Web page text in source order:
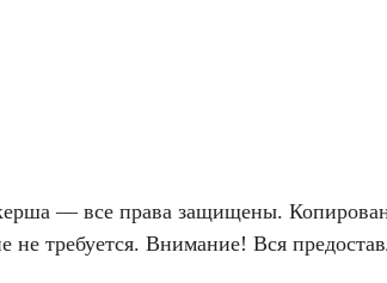
— все права защищены.
не требуется. Внимание! Вся